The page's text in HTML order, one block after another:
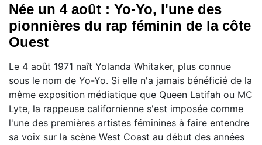
Née un 4 août : Yo-Yo, l'une des
pionnières du rap féminin de la côte
Ouest
Le 4 août 1971 naît Yolanda Whitaker, plus connue
sous le nom de Yo-Yo. Si elle n'a jamais bénéficié de la
même exposition médiatique que Queen Latifah ou MC
Lyte, la rappeuse californienne s'est imposée comme
l'une des premières artistes féminines à faire entendre
sa voix sur la scène West Coast au début des années